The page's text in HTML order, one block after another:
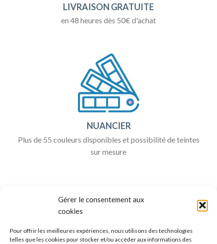
Gérer le consentement aux
cookies
Pour offrir les meilleures expériences, nous utilisons des technologies
telles que les cookies pour stocker et/ou accéder aux informations des
LIVRAISON GRATUITE
en 48 heures dès 50€ d'achat
NUANCIER
Plus de 55 couleurs disponibles et possibilité de teintes
sur mesure